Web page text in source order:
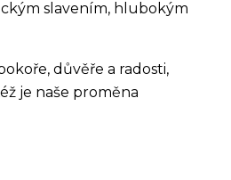
slavením, hlubokým
důvěře a radosti,
je naše proměna